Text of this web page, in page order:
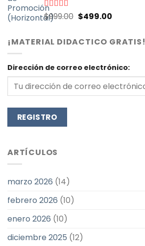
Valorado
con
$999.00 El
original
era:
$499.00El
actual
es:
¡MATERIAL DIDACTICO GRATIS!
Dirección de correo electrónico:
ARTÍCULOS
marzo 2026 (14)
febrero 2026 (10)
enero 2026 (10)
diciembre 2025 (12)